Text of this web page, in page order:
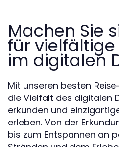
Machen Sie
für
im digitalen
Mit unseren besten
die Vielfalt des digitalen
erkunden und
erleben. Von der
bis zum Entspannen an